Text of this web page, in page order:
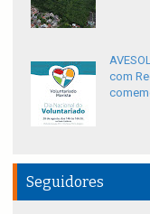
com
Seguidores